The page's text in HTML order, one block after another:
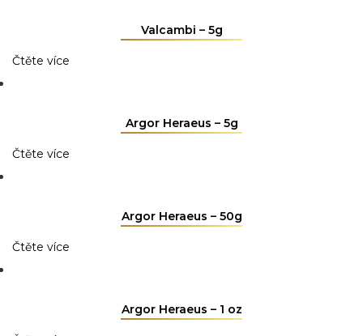
Valcambi – 5g
Čtěte více
Argor Heraeus – 5g
Čtěte více
Argor Heraeus – 50g
Čtěte více
Argor Heraeus – 1 oz